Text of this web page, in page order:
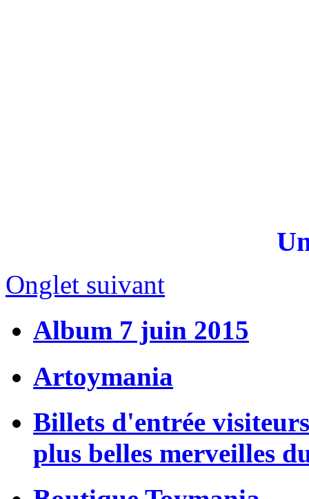
Onglet suivant
Album 7 juin 2015
Artoymania
Billets d'entrée
plus belles merveilles